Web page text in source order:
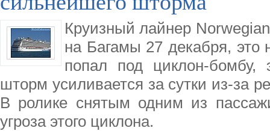
Круизный лайнер
на Багамы 27 декабря, это
попал под циклон-бомбу,
шторм усиливается за сутки из-за
В ролике снятым одним из
угроза этого циклона.